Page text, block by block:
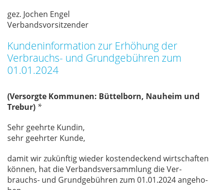
gez. Jo­chen En­gel
Ver­bands­vor­sit­zen­der
Kundeninformation zur Erhöhung der
Verbrauchs- und Grundgebühren zum
01.01.2024
(Versorgte Kommunen: Büttelborn, Nauheim und
Trebur) *
Sehr ge­ehr­te Kun­din,
sehr ge­ehr­ter Kun­de,
da­mit wir zu­künf­tig wie­der kos­ten­de­ckend wirt­schaf­ten
kön­nen, hat die Ver­bands­ver­samm­lung die Ver­
brauchs- und Grund­ge­büh­ren zum 01.01.2024 an­ge­ho­